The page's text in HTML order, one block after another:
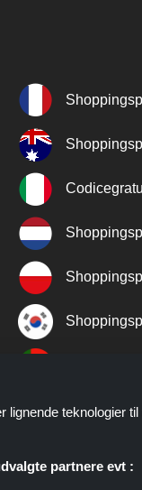
lignende teknologier
partnere evt :